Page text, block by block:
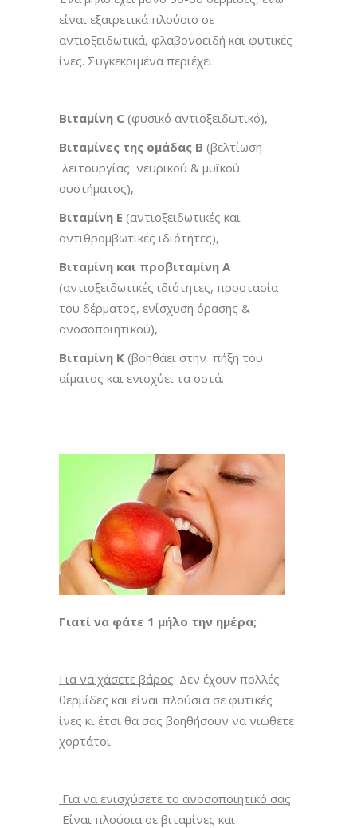
είναι εξαιρετικά πλούσιο σε
αντιοξειδωτικά, φλαβονοειδή και φυτικές
ίνες. Συγκεκριμένα περιέχει:
Βιταμίνη C (φυσικό αντιοξειδωτικό),
Βιταμίνες της ομάδας Β (βελτίωση
λειτουργίας νευρικού & μυϊκού
συστήματος),
Βιταμίνη Ε (αντιοξειδωτικές και
αντιθρομβωτικές ιδιότητες),
Βιταμίνη και προβιταμίνη Α
(αντιοξειδωτικές ιδιότητες, προστασία
του δέρματος, ενίσχυση όρασης &
ανοσοποιητικού),
Βιταμίνη Κ (βοηθάει στην πήξη του
αίματος και ενισχύει τα οστά.
Γιατί να φάτε 1 μήλο την ημέρα;
Για να χάσετε βάρος: Δεν έχουν πολλές
θερμίδες και είναι πλούσια σε φυτικές
ίνες κι έτσι θα σας βοηθήσουν να νιώθετε
χορτάτοι.
Για να ενισχύσετε το ανοσοποιητικό σας:
Eίναι πλούσια σε βιταμίνες και